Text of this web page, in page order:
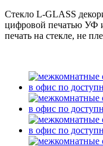
Стекло L-GLASS
цифровой печатью УФ
печать на стекле, не